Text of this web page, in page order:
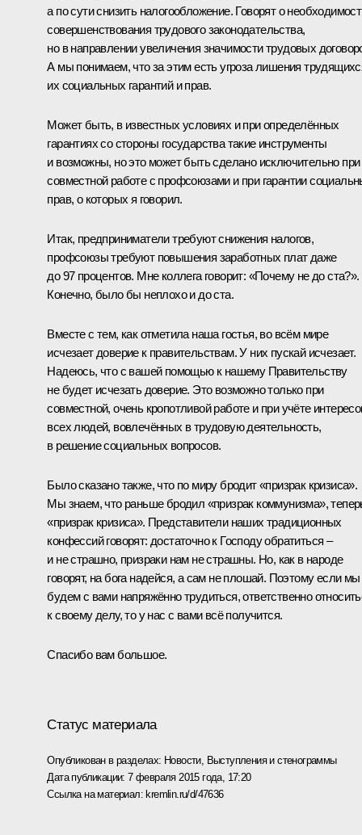
а по сути снизить налогообложение. Говорят о
совершенствования трудового законодательства,
но в направлении увеличения значимости трудовых
А мы понимаем, что за этим есть угроза лишения
их социальных гарантий и прав.
Может быть, в известных условиях и при определённых
гарантиях со стороны государства такие инструменты
и возможны, но это может быть сделано исключительно при
совместной работе с профсоюзами и при гарантии
прав, о которых я говорил.
Итак, предприниматели требуют снижения налогов,
профсоюзы требуют повышения заработных плат даже
до 97 процентов. Мне коллега говорит: «Почему не до ста?».
Конечно, было бы неплохо и до ста.
Вместе с тем, как отметила наша гостья, во всём мире
исчезает доверие к правительствам. У них пускай исчезает.
Надеюсь, что с вашей помощью к нашему Правительству
не будет исчезать доверие. Это возможно только при
совместной, очень кропотливой работе и при учёте
всех людей, вовлечённых в трудовую деятельность,
в решение социальных вопросов.
Было сказано также, что по миру бродит «призрак кризиса».
Мы знаем, что раньше бродил «призрак коммунизма»,
«призрак кризиса». Представители наших традиционных
конфессий говорят: достаточно к Господу обратиться –
и не страшно, призраки нам не страшны. Но, как в народе
говорят, на бога надейся, а сам не плошай. Поэтому если мы
будем с вами напряжённо трудиться, ответственно
к своему делу, то у нас с вами всё получится.
Спасибо вам большое.
Статус материала
Опубликован в разделах: Новости, Выступления и стенограммы
Дата публикации:7 февраля 2015 года, 17:20
Ссылка на материал: kremlin.ru/d/47636